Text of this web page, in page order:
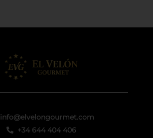
info@elvelongourmet.com
+34 644 404 406